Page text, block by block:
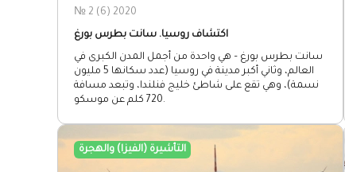
№ 2 (6) 2020
اكتشاف روسيا. سانت بطرس بورغ
سانت بطرس بورغ – هي واحدة من أجمل المدن الكبرى في
العالم، وثاني أكبر مدينة في روسيا (عدد سكانها 5 مليون
نسمة)، وهي تقع على شاطئ خليج فنلندا، وتبعد مسافة
720 كلم عن موسكو.
التأشيرة (الفيزا) والهجرة